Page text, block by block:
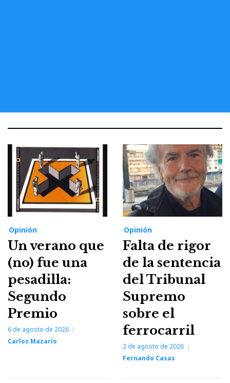
Opinión
Un verano que
(no) fue una
pesadilla:
Segundo
Premio
6 de agosto de 2026
Carlos Mazarío
Opinión
Falta de rigor
de la sentencia
del Tribunal
Supremo
sobre el
ferrocarril
2 de agosto de 2026
Fernando Casas